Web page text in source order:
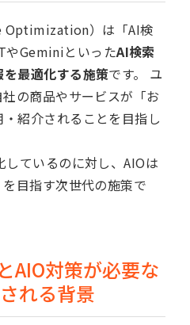
）は「AI検
やGeminiといったAI検索
最適化する施策です。 ユ
の商品やサービスが「お
紹介されることを目指し
しているのに対し、AIOは
を目指す次世代の施策で
AIO対策が必要な
れる背景